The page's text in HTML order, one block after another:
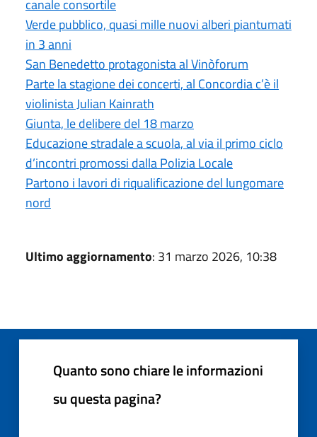
canale consortile
Verde pubblico, quasi mille nuovi alberi piantumati
in 3 anni
San Benedetto protagonista al Vinòforum
Parte la stagione dei concerti, al Concordia c’è il
violinista Julian Kainrath
Giunta, le delibere del 18 marzo
Educazione stradale a scuola, al via il primo ciclo
d’incontri promossi dalla Polizia Locale
Partono i lavori di riqualificazione del lungomare
nord
Ultimo aggiornamento: 31 marzo 2026, 10:38
Quanto sono chiare le informazioni
su questa pagina?